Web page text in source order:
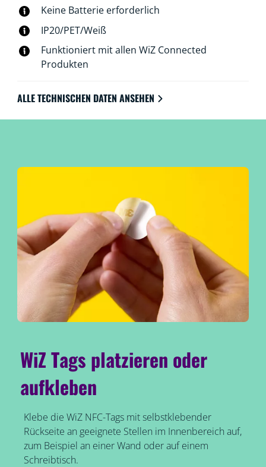
möglich. Batterien sind nicht erforderlich.
Keine Batterie erforderlich
IP20/PET/Weiß
Funktioniert mit allen WiZ Connected
Produkten
ALLE TECHNISCHEN DATEN ANSEHEN
WiZ Tags platzieren oder
aufkleben
Klebe die WiZ NFC-Tags mit selbstklebender
Rückseite an geeignete Stellen im Innenbereich auf,
zum Beispiel an einer Wand oder auf einem
Schreibtisch.